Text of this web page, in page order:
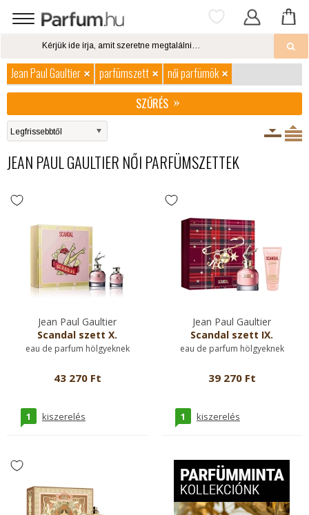
Jean Paul Gaultier parfümszett
női parfümök
SZŰRÉS
JEAN PAUL GAULTIER NŐI PARFÜMSZETTEK
Jean Paul Gaultier
Scandal szett X.
eau de parfum hölgyeknek
43 270 Ft
1 kiszerelés
Jean Paul Gaultier
Scandal szett IX.
eau de parfum hölgyeknek
39 270 Ft
1 kiszerelés